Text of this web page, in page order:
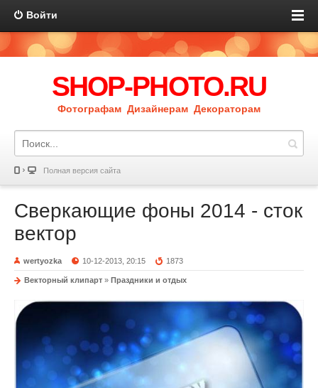
Войти
SHOP-PHOTO.RU
Фотографам Дизайнерам Декораторам
Полная версия сайта
Сверкающие фоны 2014 - сток
вектор
wertyozka 10-12-2013, 20:15 1873
Векторный клипарт » Праздники и отдых